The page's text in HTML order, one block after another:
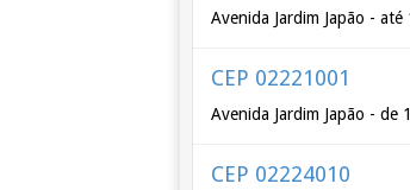
Avenida Jardim Japão -
CEP 02221001
Avenida Jardim Japão - de
CEP 02224010